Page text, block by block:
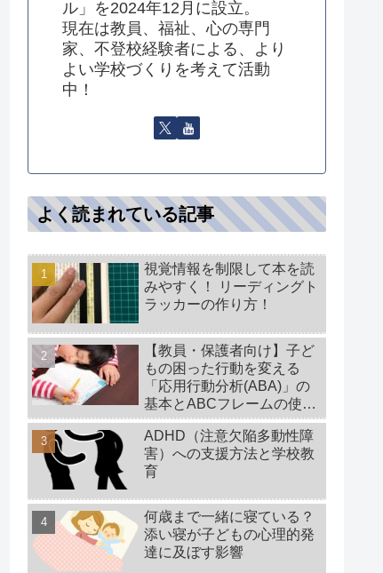
ル」を2024年12月に設立。
現在は教員、福祉、心の専門
家、不登校経験者による、より
よい学校づくりを考えて活動
中！
よく読まれている記事
視覚情報を制限して本を読
みやすく！ リーディングト
ラッカーの作り方！
【教員・保護者向け】子ど
もの困った行動を変える
「応用行動分析(ABA)」の
基本とABCフレームの使い
方【特別支援教育】
ADHD（注意欠陥多動性障
害）への支援方法と学校教
育
何歳まで一緒に寝ている？
添い寝が子どもの心理的発
達に及ぼす影響